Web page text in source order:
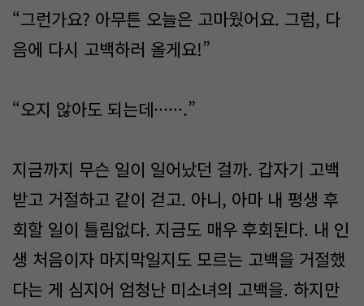
“그런가요? 아무튼 오늘은 고마웠어요. 그럼, 다
음에 다시 고백하러 올게요!”
“오지 않아도 되는데······.”
지금까지 무슨 일이 일어났던 걸까. 갑자기 고백
받고 거절하고 같이 걷고. 아니, 아마 내 평생 후
회할 일이 틀림없다. 지금도 매우 후회된다. 내 인
생 처음이자 마지막일지도 모르는 고백을 거절했
다는 게 심지어 엄청난 미소녀의 고백을. 하지만